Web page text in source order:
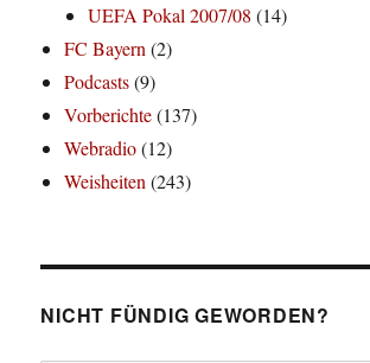
UEFA Pokal 2007/08 (14)
FC Bayern(2)
Podcasts(9)
Vorberichte(137)
Webradio(12)
Weisheiten(243)
NICHT FÜNDIG GEWORDEN?